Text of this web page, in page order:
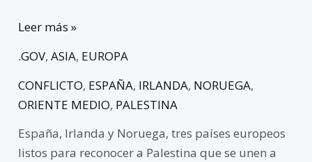
Leer más »
.GOV,ASIA, EUROPA
CONFLICTO, ESPAÑA, IRLANDA, NORUEGA,
ORIENTE MEDIO, PALESTINA
España, Irlanda y Noruega, tres países europeos
listos para reconocer a Palestina que se unen a